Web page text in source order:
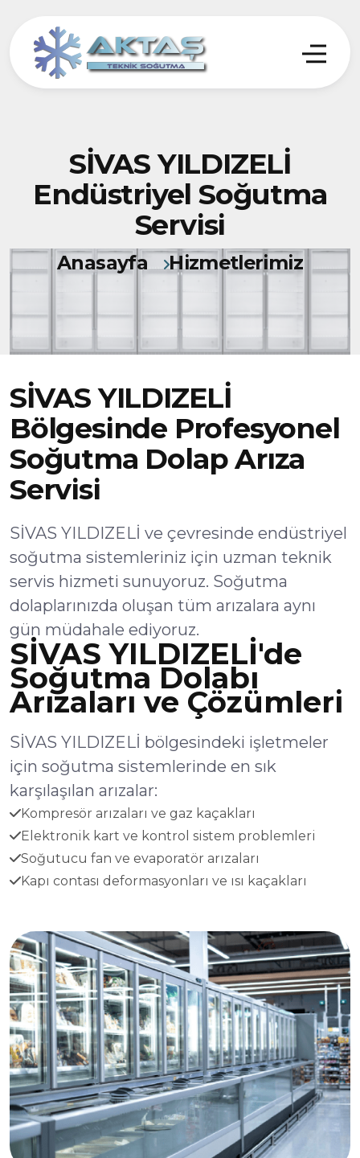
SİVAS YILDIZELİ
Endüstriyel Soğutma
Servisi
Anasayfa Hizmetlerimiz
SİVAS YILDIZELİ
Bölgesinde Profesyonel
Soğutma Dolap Arıza
Servisi
SİVAS YILDIZELİ ve çevresinde endüstriyel
soğutma sistemleriniz için uzman teknik
servis hizmeti sunuyoruz. Soğutma
dolaplarınızda oluşan tüm arızalara aynı
gün müdahale ediyoruz.
SİVAS YILDIZELİ'de
Soğutma Dolabı
Arızaları ve Çözümleri
SİVAS YILDIZELİ bölgesindeki işletmeler
için soğutma sistemlerinde en sık
karşılaşılan arızalar:
Kompresör arızaları ve gaz kaçakları
Elektronik kart ve kontrol sistem problemleri
Soğutucu fan ve evaporatör arızaları
Kapı contası deformasyonları ve ısı kaçakları